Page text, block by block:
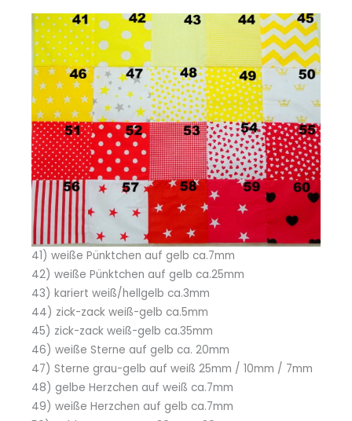
41) weiße Pünktchen auf gelb ca.7mm
42) weiße Pünktchen auf gelb ca.25mm
43) kariert weiß/hellgelb ca.3mm
44) zick-zack weiß-gelb ca.5mm
45) zick-zack weiß-gelb ca.35mm
46) weiße Sterne auf gelb ca. 20mm
47) Sterne grau-gelb auf weiß 25mm / 10mm / 7mm
48) gelbe Herzchen auf weiß ca.7mm
49) weiße Herzchen auf gelb ca.7mm